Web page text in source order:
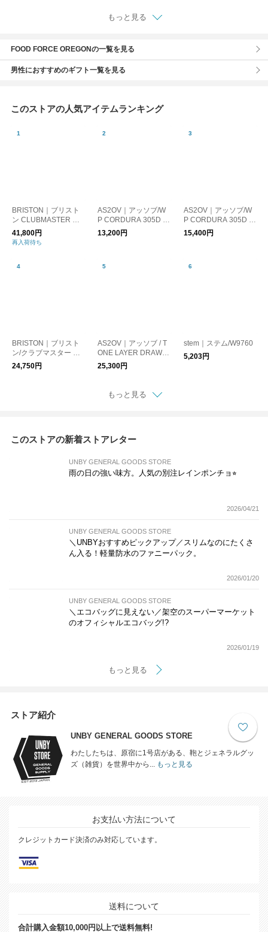
もっと見る
FOOD FORCE OREGONの一覧を見る
男性におすすめのギフト一覧を見る
このストアの人気アイテムランキング
BRISTON｜ブリスト
ン CLUBMASTER CL
ASSIC CHRONOGRA
PH 腕時計
41,800円
再入荷待ち
AS2OV｜アッソブ/W
P CORDURA 305D S
ACOSHE 防水 ショル
ダーバッグ サコッシ
13,200円
AS2OV｜アッソブ/W
P CORDURA 305D F
ANNY PACK 防水 シ
ョルダーバッグ サコ
15,400円
BRISTON｜ブリスト
ン/クラブマスター エ
レガントアセテート
シルバー 腕時計
24,750円
AS2OV｜アッソブ / T
ONE LAYER DRAWS
TRING SHOULDER /
巾着ショルダー サコ
25,300円
stem｜ステム/W9760
5,203円
もっと見る
このストアの新着ストアレター
UNBY GENERAL GOODS STORE
雨の日の強い味方。人気の別注レインポンチョ⭐︎
2026/04/21
UNBY GENERAL GOODS STORE
＼UNBYおすすめピックアップ／スリムなのにたくさ
ん入る！軽量防水のファニーパック。
2026/01/20
UNBY GENERAL GOODS STORE
＼エコバッグに見えない／架空のスーパーマーケット
のオフィシャルエコバッグ!?
2026/01/19
もっと見る
ストア紹介
UNBY GENERAL GOODS STORE
わたしたちは、原宿に1号店がある、鞄とジェネラルグッ
ズ（雑貨）を世界中から...もっと見る
お支払い方法について
クレジットカード決済のみ対応しています。
送料について
合計購入金額10,000円以上で送料無料!